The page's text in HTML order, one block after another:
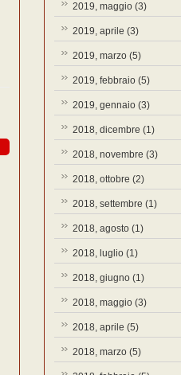
2019, maggio (3)
2019, aprile (3)
2019, marzo (5)
2019, febbraio (5)
2019, gennaio (3)
2018, dicembre (1)
2018, novembre (3)
2018, ottobre (2)
2018, settembre (1)
2018, agosto (1)
2018, luglio (1)
2018, giugno (1)
2018, maggio (3)
2018, aprile (5)
2018, marzo (5)